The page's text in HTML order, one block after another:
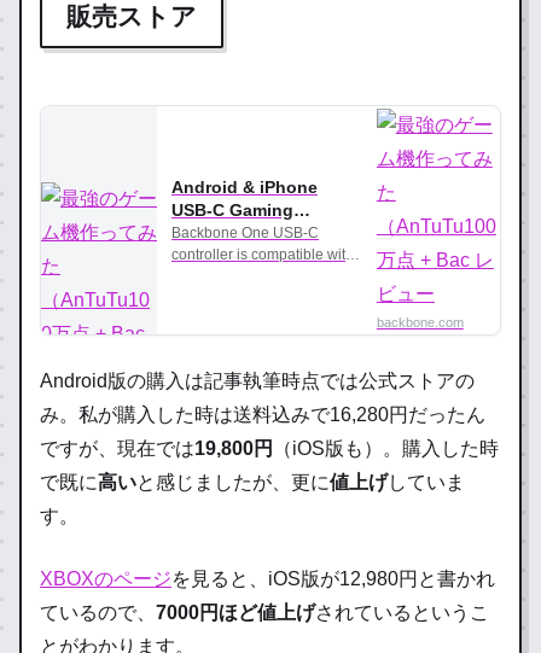
販売ストア
Android & iPhone
USB-C Gaming
Controller | Backbone
Backbone One USB-C
controller is compatible with
backbone.com
Android版の購入は記事執筆時点では公式ストアの
み。私が購入した時は送料込みで16,280円だったん
ですが、現在では19,800円
（iOS版も）。購入した時
で既に高いと感じましたが、更に値上げしていま
す。
XBOXのページを見ると、iOS版が12,980円と書かれ
ているので、 7000円ほど値上げされているというこ
とがわかります。